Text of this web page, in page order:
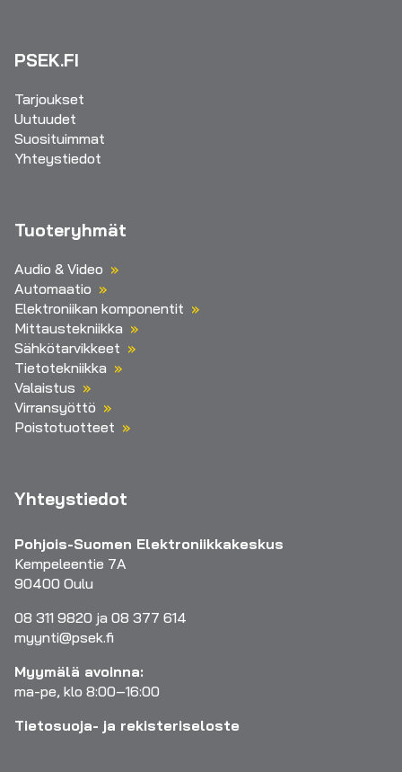
PSEK.FI
Tarjoukset
Uutuudet
Suosituimmat
Yhteystiedot
Tuoteryhmät
Audio & Video
Automaatio
Elektroniikan komponentit
Mittaustekniikka
Sähkötarvikkeet
Tietotekniikka
Valaistus
Virransyöttö
Poistotuotteet
Yhteystiedot
Pohjois-Suomen Elektroniikkakeskus
Kempeleentie 7A
90400 Oulu
08 311 9820 ja 08 377 614
myynti@psek.fi
Myymälä avoinna:
ma-pe, klo 8:00–16:00
Tietosuoja- ja rekisteriseloste